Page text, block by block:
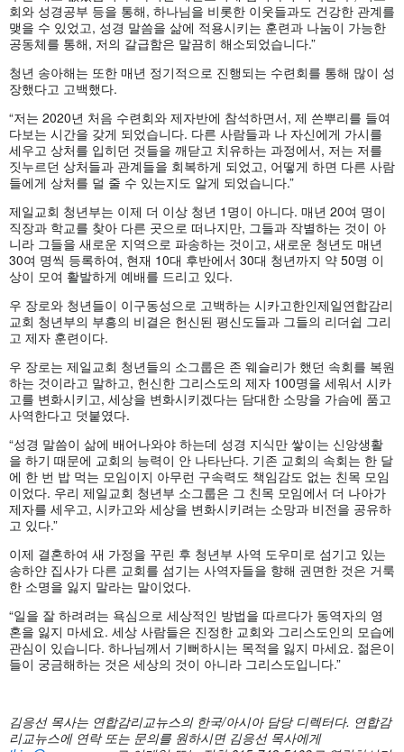
회와 성경공부 등을 통해, 하나님을 비롯한 이웃들과도 건강한 관계를
맺을 수 있었고, 성경 말씀을 삶에 적용시키는 훈련과 나눔이 가능한
공동체를 통해, 저의 갈급함은 말끔히 해소되었습니다.”
청년 송아해는 또한 매년 정기적으로 진행되는 수련회를 통해 많이 성
장했다고 고백했다.
“저는 2020년 처음 수련회와 제자반에 참석하면서, 제 쓴뿌리를 들여
다보는 시간을 갖게 되었습니다. 다른 사람들과 나 자신에게 가시를
세우고 상처를 입히던 것들을 깨닫고 치유하는 과정에서, 저는 저를
짓누르던 상처들과 관계들을 회복하게 되었고, 어떻게 하면 다른 사람
들에게 상처를 덜 줄 수 있는지도 알게 되었습니다.”
제일교회 청년부는 이제 더 이상 청년 1명이 아니다. 매년 20여 명이
직장과 학교를 찾아 다른 곳으로 떠나지만, 그들과 작별하는 것이 아
니라 그들을 새로운 지역으로 파송하는 것이고, 새로운 청년도 매년
30여 명씩 등록하여, 현재 10대 후반에서 30대 청년까지 약 50명 이
상이 모여 활발하게 예배를 드리고 있다.
우 장로와 청년들이 이구동성으로 고백하는 시카고한인제일연합감리
교회 청년부의 부흥의 비결은 헌신된 평신도들과 그들의 리더쉽 그리
고 제자 훈련이다.
우 장로는 제일교회 청년들의 소그룹은 존 웨슬리가 했던 속회를 복원
하는 것이라고 말하고, 헌신한 그리스도의 제자 100명을 세워서 시카
고를 변화시키고, 세상을 변화시키겠다는 담대한 소망을 가슴에 품고
사역한다고 덧붙였다.
“성경 말씀이 삶에 배어나와야 하는데 성경 지식만 쌓이는 신앙생활
을 하기 때문에 교회의 능력이 안 나타난다. 기존 교회의 속회는 한 달
에 한 번 밥 먹는 모임이지 아무런 구속력도 책임감도 없는 친목 모임
이었다. 우리 제일교회 청년부 소그룹은 그 친목 모임에서 더 나아가
제자를 세우고, 시카고와 세상을 변화시키려는 소망과 비전을 공유하
고 있다.”
이제 결혼하여 새 가정을 꾸린 후 청년부 사역 도우미로 섬기고 있는
송하얀 집사가 다른 교회를 섬기는 사역자들을 향해 권면한 것은 거룩
한 소명을 잃지 말라는 말이었다.
“일을 잘 하려려는 욕심으로 세상적인 방법을 따르다가 동역자의 영
혼을 잃지 마세요. 세상 사람들은 진정한 교회와 그리스도인의 모습에
관심이 있습니다. 하나님께서 기뻐하시는 목적을 잃지 마세요. 젊은이
들이 궁금해하는 것은 세상의 것이 아니라 그리스도입니다.”
김응선 목사는 연합감리교뉴스의 한국/아시아 담당 디렉터다. 연합감
리교뉴스에 연락 또는 문의를 원하시면 김응선 목사에게